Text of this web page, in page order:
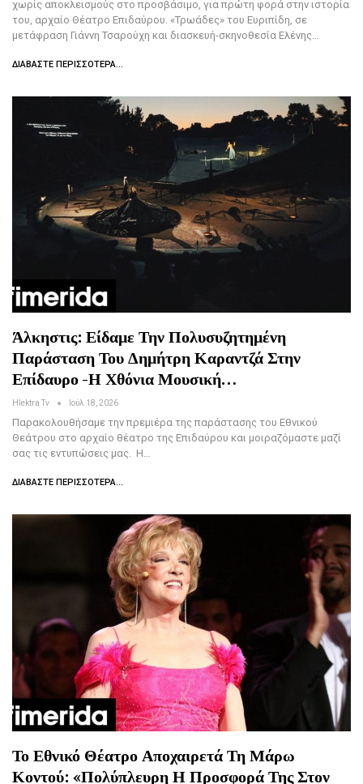
χωρίς αποκλεισμούς στο προσβάσιμο, για πρώτη φορά στην ιστορία
του, αρχαίο Θέατρο Επιδαύρου. «Τρωάδες» του Ευριπίδη, σε
μετάφραση Γιάννη Τσαρούχη και διασκευή-σκηνοθεσία Ελένης…
ΔΙΑΒΆΣΤΕ ΠΕΡΙΣΣΌΤΕΡΑ...
Άλκηστις: Είδαμε Την Πολυσυζητημένη
Παράσταση Του Δημήτρη Καραντζά Στην
Επίδαυρο -Η Χθόνια Μουσική…
Hlektra Tv Ιούλ 18, 2026
Παρακολουθήσαμε την πρεμιέρα της παράστασης του Εθνικού
Θεάτρου στο αρχαίο θέατρο της Επιδαύρου και μοιραζόμαστε μαζί
σας τις εντυπώσεις μας. Η…
ΔΙΑΒΆΣΤΕ ΠΕΡΙΣΣΌΤΕΡΑ...
Το Εθνικό Θέατρο Αποχαιρετά Τη Μάρω
Κοντού: «Πολύπλευρη Η Προσφορά Της Στον